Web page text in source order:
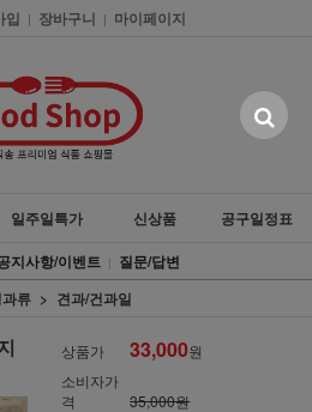
입 | 장바구니 | 마이페이지
일주일특가 신상품
공구일정표
지사항/이벤트 | 질문/답변
류 견과/건과일
상품가 33,000원
소비자가
격
35,000원